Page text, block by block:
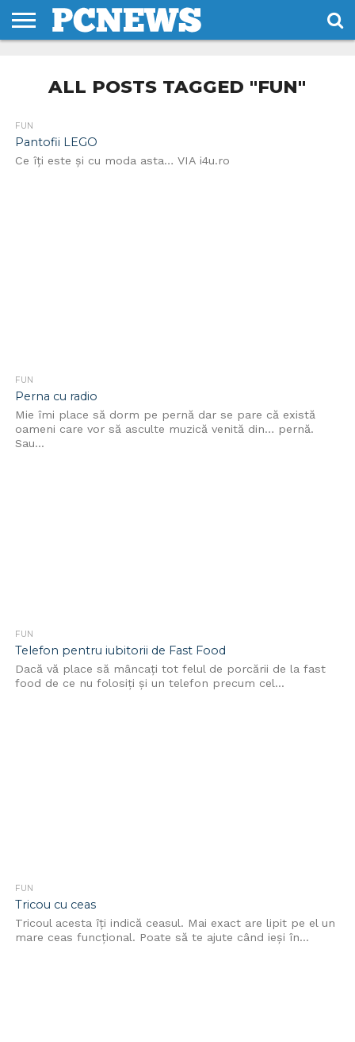
CONDITII
ALL POSTS TAGGED "FUN"
FUN
Pantofii LEGO
Ce îţi este şi cu moda asta… VIA i4u.ro
FUN
Perna cu radio
Mie îmi place să dorm pe pernă dar se pare că există
oameni care vor să asculte muzică venită din… pernă.
Sau...
FUN
Telefon pentru iubitorii de Fast Food
Dacă vă place să mâncaţi tot felul de porcării de la fast
food de ce nu folosiţi şi un telefon precum cel...
FUN
Tricou cu ceas
Tricoul acesta îţi indică ceasul. Mai exact are lipit pe el un
mare ceas funcţional. Poate să te ajute când ieşi în...